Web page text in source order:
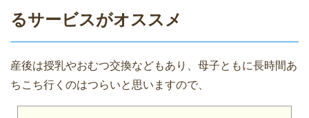
るサービスがオススメ
産後は授乳やおむつ交換などもあり、母子ともに長時間あ
ちこち行くのはつらいと思いますので、